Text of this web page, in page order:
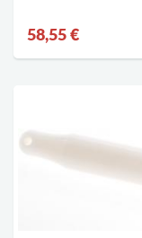
58,55 €